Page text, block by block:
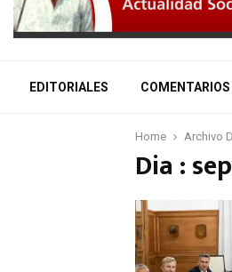
EDITORIALES COMENTARIOS
Home Archivo
Dia :